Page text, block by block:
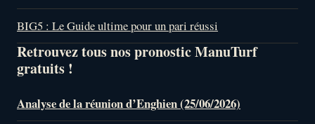
BIG5 : Le Guide ultime pour un pari réussi
Retrouvez tous nos pronostic ManuTurf
gratuits !
Analyse de la réunion d’Enghien (25/06/2026)